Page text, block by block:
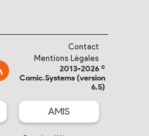
Contact
Mentions Légales
2013-2026 ©
Comic.Systems (version
6.5)
AMIS